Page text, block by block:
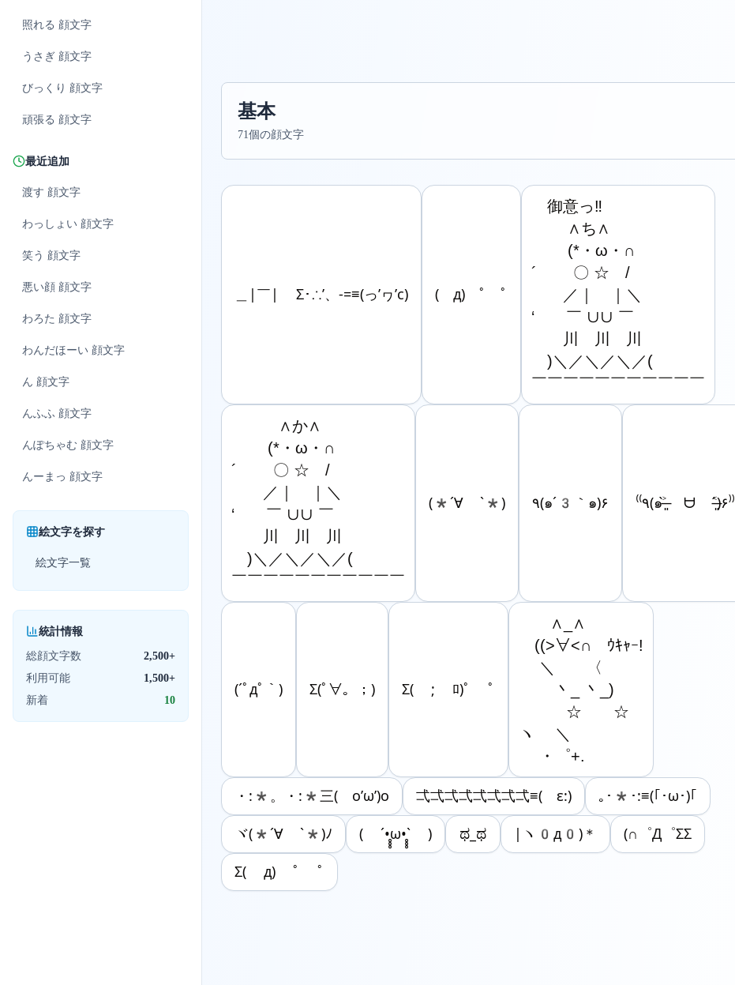
照れる 顔文字
うさぎ 顔文字
びっくり 顔文字
頑張る 顔文字
最近追加
渡す 顔文字
わっしょい 顔文字
笑う 顔文字
悪い顔 顔文字
わろた 顔文字
わんだほーい 顔文字
ん 顔文字
んふふ 顔文字
んぽちゃむ 顔文字
んーまっ 顔文字
絵文字を探す
絵文字一覧
統計情報
総顔文字数
2,500+
利用可能
1,500+
新着
10
基本
71個の顔文字
＿|￣| Σ･∴’、-=≡(っ’ヮ’c) ( д) ﾟ ﾟ
御意っ‼
∧ち∧
(*・ω・∩
´　　 〇 ☆　/
／｜　｜＼
‘　　￣ ∪∪ ￣
川　川　川
)＼／＼／＼／(
￣￣￣￣￣￣￣￣￣￣￣
∧か∧
(*・ω・∩
´　　 〇 ☆　/
／｜　｜＼
‘　　￣ ∪∪ ￣
川　川　川
)＼／＼／＼／(
￣￣￣￣￣￣￣￣￣￣￣
(*´∀ ˋ*) ٩(๑´3｀๑)۶ ⁽⁽٩(๑˃̶͈̀ ᗨ ˂̶͈́)۶⁾⁾
(´ﾟдﾟ｀) Σ(ﾟ∀。；) Σ( ; ﾛ)ﾟ ﾟ
∧_∧
((>∀<∩　ｳｷｬｰ!
＼　　〈
丶_ 丶_)
☆　　☆
ヽ　 ＼
・゜+.
・:*。・:*三( o’ω’)o 弌弌弌弌弌弌弌弌≡( ε:) ｡･*･:≡(｢･ω･)｢
ヾ(*´∀ ˋ*)ﾉ ( ´•̥̥̥ω•̥̥̥` ) ಥ_ಥ |ヽ0д0)＊ (∩゜Д゜ΣΣ
Σ( д) ﾟ ﾟ